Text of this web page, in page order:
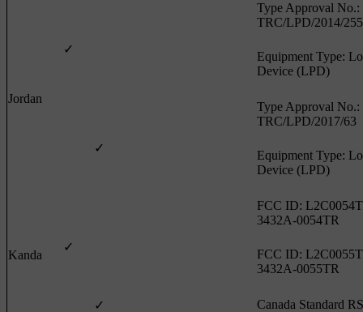
Jordan
✓
Type Approval No.:
TRC/LPD/2014/255
Equipment Type:
Device (LPD)
✓
Type Approval No.:
TRC/LPD/2017/63
Equipment Type:
Device (LPD)
Kanda
✓
FCC ID:
3432A-0054TR
FCC ID:
3432A-0055TR
✓ Canada Standard